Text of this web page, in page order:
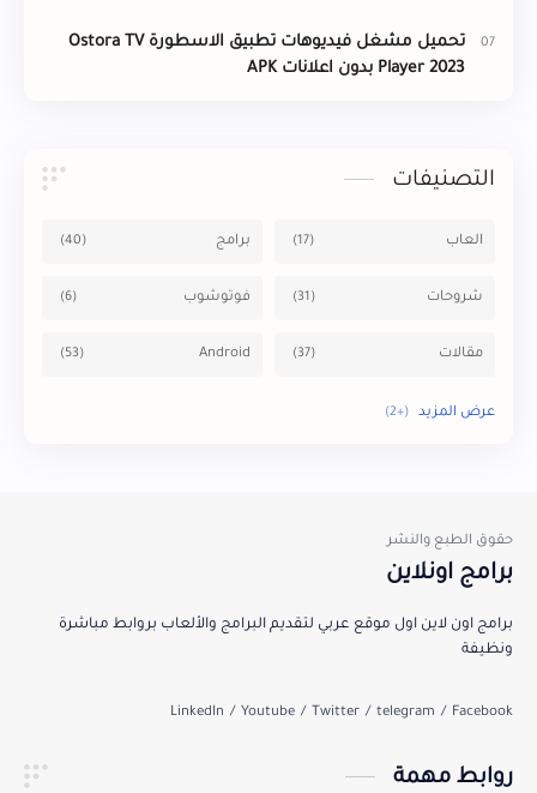
تحميل مشغل فيديوهات تطبيق الاسطورة Ostora TV
Player 2023 بدون اعلانات APK
التصنيفات
العاب برامج
شروحات فوتوشوب
مقالات Android
Mac
برامج اونلاين
برامج اون لاين اول موقع عربي لتقديم البرامج والألعاب بروابط مباشرة
ونظيفة
روابط مهمة